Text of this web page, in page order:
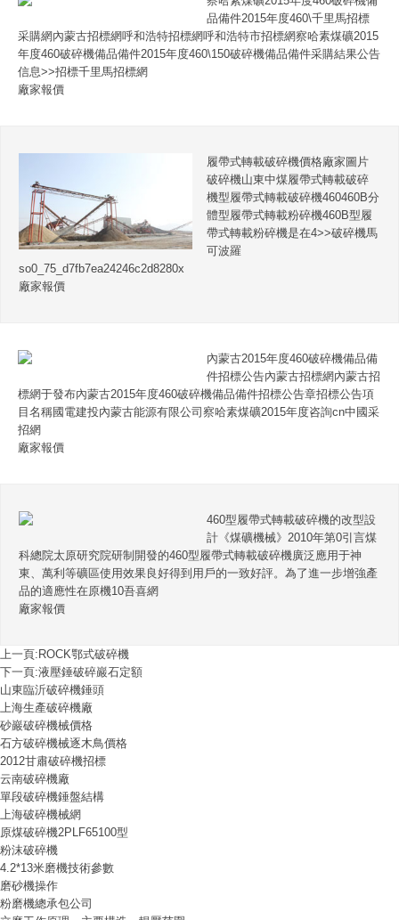
品備件2015年度460\千里馬招標
采購網內蒙古招標網呼和浩特招標網呼和浩特市招標網察哈素煤礦2015
年度460破碎機備品備件2015年度460\150破碎機備品備件采購結果公告
信息>>招標千里馬招標網
廠家報價
履帶式轉載破碎機價格廠家圖片
破碎機山東中煤履帶式轉載破碎
機型履帶式轉載破碎機460460B分
體型履帶式轉載粉碎機460B型履
帶式轉載粉碎機是在4>>破碎機馬
可波羅
so0_75_d7fb7ea24246c2d8280x
廠家報價
內蒙古2015年度460破碎機備品備
件招標公告內蒙古招標網內蒙古招
標網于發布內蒙古2015年度460破碎機備品備件招標公告章招標公告項
目名稱國電建投內蒙古能源有限公司察哈素煤礦2015年度咨詢cn中國采
招網
廠家報價
460型履帶式轉載破碎機的改型設
計《煤礦機械》2010年第0引言煤
科總院太原研究院研制開發的460型履帶式轉載破碎機廣泛應用于神
東、萬利等礦區使用效果良好得到用戶的一致好評。為了進一步增強產
品的適應性在原機10吾喜網
廠家報價
上一頁: ROCK鄂式破碎機
下一頁:液壓錘破碎巖石定額
山東臨沂破碎機錘頭
上海生產破碎機廠
砂巖破碎機械價格
石方破碎機械逐木鳥價格
2012甘肅破碎機招標
云南破碎機廠
單段破碎機錘盤結構
上海破碎機械網
原煤破碎機2PLF65100型
粉沫破碎機
4.2*13米磨機技術參數
磨砂機操作
粉磨機總承包公司